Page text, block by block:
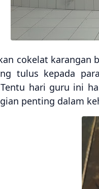
cokelat karangan
tulus kepada
Tentu hari guru ini
penting dalam